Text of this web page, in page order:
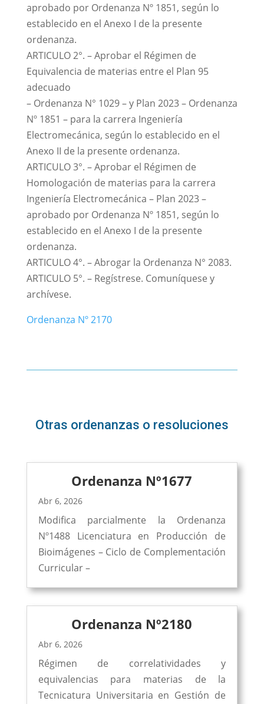
aprobado por Ordenanza Nº 1851, según lo
establecido en el Anexo I de la presente
ordenanza.
ARTICULO 2°. – Aprobar el Régimen de
Equivalencia de materias entre el Plan 95
adecuado
– Ordenanza N° 1029 – y Plan 2023 – Ordenanza
Nº 1851 – para la carrera Ingeniería
Electromecánica, según lo establecido en el
Anexo II de la presente ordenanza.
ARTICULO 3°. – Aprobar el Régimen de
Homologación de materias para la carrera
Ingeniería Electromecánica – Plan 2023 –
aprobado por Ordenanza Nº 1851, según lo
establecido en el Anexo I de la presente
ordenanza.
ARTICULO 4°. – Abrogar la Ordenanza N° 2083.
ARTICULO 5°. – Regístrese. Comuníquese y
archívese.
Ordenanza Nº 2170
Otras ordenanzas o resoluciones
Ordenanza Nº1677
Abr 6, 2026
Modifica parcialmente la Ordenanza
Nº1488 Licenciatura en Producción de
Bioimágenes – Ciclo de Complementación
Curricular –
Ordenanza Nº2180
Abr 6, 2026
Régimen de correlatividades y
equivalencias para materias de la
Tecnicatura Universitaria en Gestión de